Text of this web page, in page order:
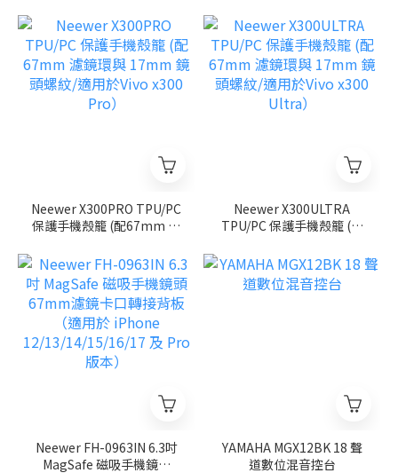
頭螺紋/適用於 iPhone
17）
頭螺紋/適用於 iPhone 17
Air）
Neewer X300PRO TPU/PC
保護手機殼籠 (配67mm 濾
用於Vivo x300 Pro）
Neewer X300ULTRA
TPU/PC 保護手機殼籠 (配
頭螺紋/適用於Vivo x300
Ultra）
Neewer FH-0963IN 6.3吋
MagSafe 磁吸手機鏡頭
YAMAHA MGX12BK 18 聲
道數位混音控台